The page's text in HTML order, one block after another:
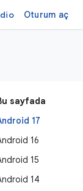
Oturum aç
sayfada
17
16
15
14